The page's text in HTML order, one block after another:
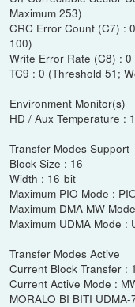
Maximum 253)
CRC Error Count (C7) :
100)
Write Error Rate (C8) :
TC9 : 0 (Threshold 51;
Environment Monitor(s)
HD / Aux Temperature :
Transfer Modes Support
Block Size : 16
Width : 16-bit
Maximum PIO Mode :
Maximum DMA MW
Maximum UDMA Mode :
Transfer Modes Active
Current Block Transfer :
Current Active Mode :
MORALO BI BITI